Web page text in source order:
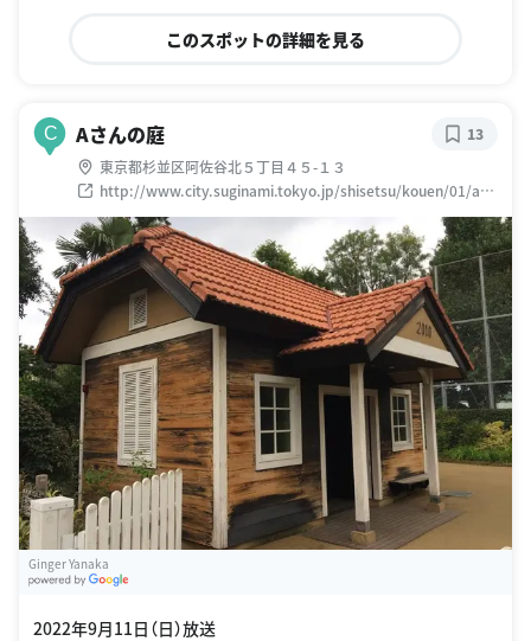
このスポットの詳細を見る
C Aさんの庭
東京都杉並区阿佐谷北５丁目４５-１３
http://www.city.suginami.tokyo.jp/shisetsu/kouen/01/asa
gayakita/1007059.html
13
Ginger Yanaka
2022年9月11日（日）放送